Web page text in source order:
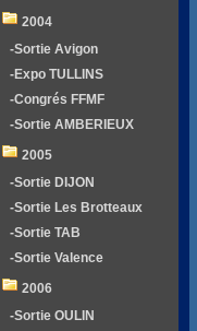
2004
-Sortie Avigon
-Expo TULLINS
-Congrés FFMF
-Sortie AMBERIEUX
2005
-Sortie DIJON
-Sortie Les Brotteaux
-Sortie TAB
-Sortie Valence
2006
-Sortie OULIN